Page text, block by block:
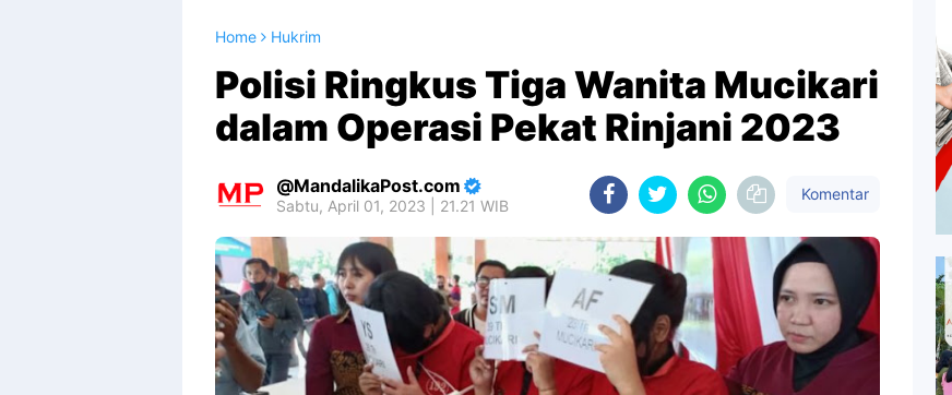
Home Hukrim
Polisi Ringkus Tiga Wanita Mucikari
dalam Operasi Pekat Rinjani 2023
MandalikaPost.com
Sabtu, April 01, 2023 | 21.21 WIB
Komentar